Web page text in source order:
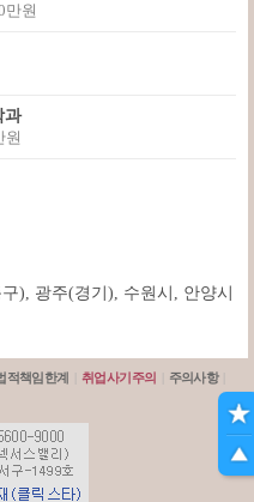
만원
과
원
), 광주(경기), 수원시 , 안양시
적책임한계 취업사기주의 주의사항